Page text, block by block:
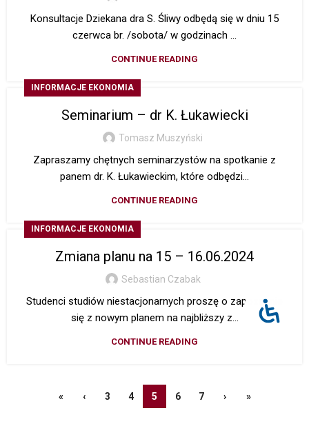
Konsultacje Dziekana dra S. Śliwy odbędą się w dniu 15
czerwca br. /sobota/ w godzinach ...
CONTINUE READING
INFORMACJE EKONOMIA
Seminarium – dr K. Łukawiecki
Tomasz Muszyński
Zapraszamy chętnych seminarzystów na spotkanie z
panem dr. K. Łukawieckim, które odbędzi...
CONTINUE READING
INFORMACJE EKONOMIA
Zmiana planu na 15 – 16.06.2024
Sebastian Czabak
Studenci studiów niestacjonarnych proszę o zapoznanie
się z nowym planem na najbliższy z...
CONTINUE READING
« ‹ 3 4 5 6 7 › »